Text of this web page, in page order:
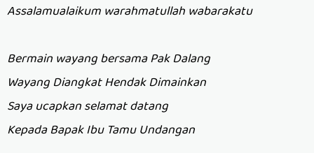
Assalamualaikum warahmatullah wabarakatu
Bermain wayang bersama Pak Dalang
Wayang Diangkat Hendak Dimainkan
Saya ucapkan selamat datang
Kepada Bapak Ibu Tamu Undangan